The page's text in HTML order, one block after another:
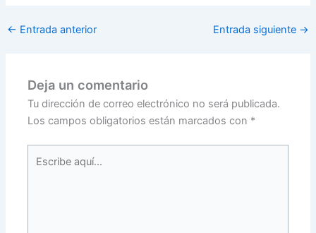
← Entrada anterior Entrada siguiente →
Deja un comentario
Tu dirección de correo electrónico no será publicada.
Los campos obligatorios están marcados con *
aquí...